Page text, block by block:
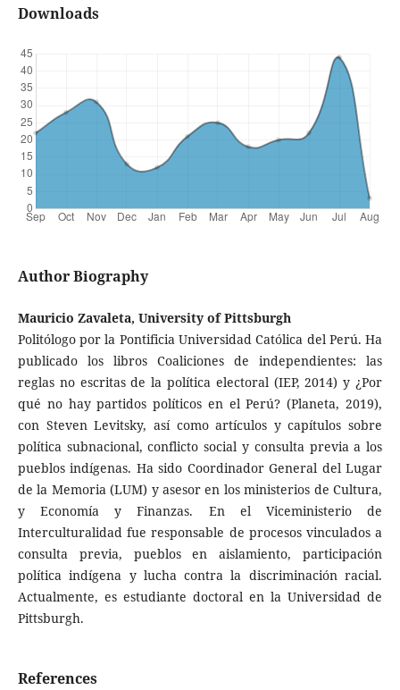
Downloads
Author Biography
Mauricio Zavaleta, University of Pittsburgh
Politólogo por la Pontificia Universidad Católica del Perú. Ha
publicado los libros Coaliciones de independientes: las
reglas no escritas de la política electoral (IEP, 2014) y ¿Por
qué no hay partidos políticos en el Perú? (Planeta, 2019),
con Steven Levitsky, así como artículos y capítulos sobre
política subnacional, conflicto social y consulta previa a los
pueblos indígenas. Ha sido Coordinador General del Lugar
de la Memoria (LUM) y asesor en los ministerios de Cultura,
y Economía y Finanzas. En el Viceministerio de
Interculturalidad fue responsable de procesos vinculados a
consulta previa, pueblos en aislamiento, participación
política indígena y lucha contra la discriminación racial.
Actualmente, es estudiante doctoral en la Universidad de
Pittsburgh.
References